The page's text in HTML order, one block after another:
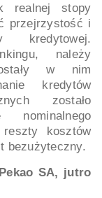
realnej stopy
przejrzystość i
kredytowej.
należy
w nim
kredytów
zostało
nominalnego
reszty kosztów
bezużyteczny.
SA, jutro